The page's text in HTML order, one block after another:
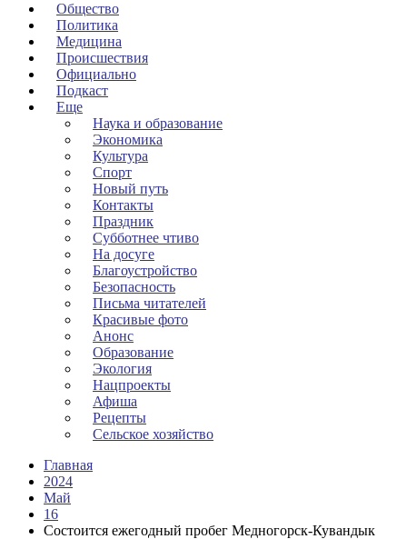
Общество
Политика
Медицина
Происшествия
Официально
Подкаст
Еще
Наука и образование
Экономика
Культура
Спорт
Новый путь
Контакты
Праздник
Субботнее чтиво
На досуге
Благоустройство
Безопасность
Письма читателей
Красивые фото
Анонс
Образование
Экология
Нацпроекты
Афиша
Рецепты
Сельское хозяйство
Главная
2024
Май
16
Состоится ежегодный пробег Медногорск-Кувандык